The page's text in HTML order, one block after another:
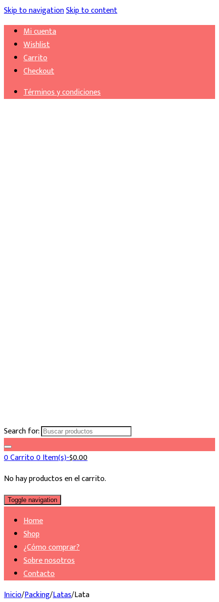
Skip to navigationSkip to content
Mi cuenta
Wishlist
Carrito
Checkout
Términos y condiciones
Search for:
0Carrito0 Item(s)-$0.00
No hay productos en el carrito.
Toggle navigation
Home
Shop
¿Cómo comprar?
Sobre nosotros
Contacto
Inicio/Packing/Latas/Lata